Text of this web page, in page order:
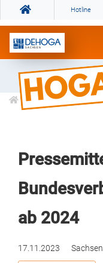
Hotline
Informationen
ab 2024
17.11.2023